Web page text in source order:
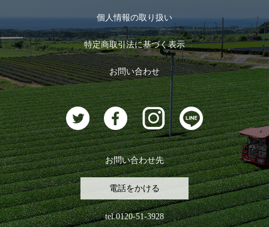
お茶のギフト
おすすめのお茶
お茶に合うスイーツ
ログイン
ログアウト
個人情報の取り扱い
特定商取引法に基づく表示
お問い合わせ
お問い合わせ先
電話をかける
tel.0120-51-3928